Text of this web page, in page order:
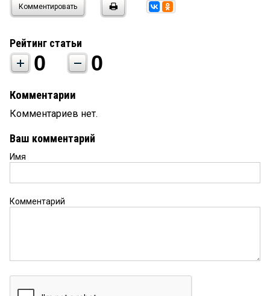
Комментировать
Рейтинг статьи
0 0
Комментарии
Комментариев нет.
Ваш комментарий
Имя
Комментарий